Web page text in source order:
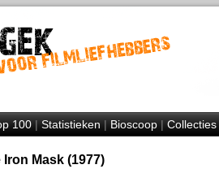
100|Statistieken|Bioscoop|Collecties
Mask (1977)